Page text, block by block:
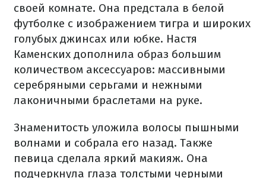
своей комнате. Она предстала в белой
футболке с изображением тигра и широких
голубых джинсах или юбке. Настя
Каменских дополнила образ большим
количеством аксессуаров: массивными
серебряными серьгами и нежными
лаконичными браслетами на руке.
Знаменитость уложила волосы пышными
волнами и собрала его назад. Также
певица сделала яркий макияж. Она
подчеркнула глаза толстыми черными